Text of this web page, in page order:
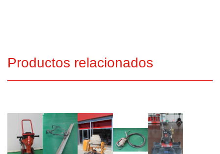
Productos relacionados